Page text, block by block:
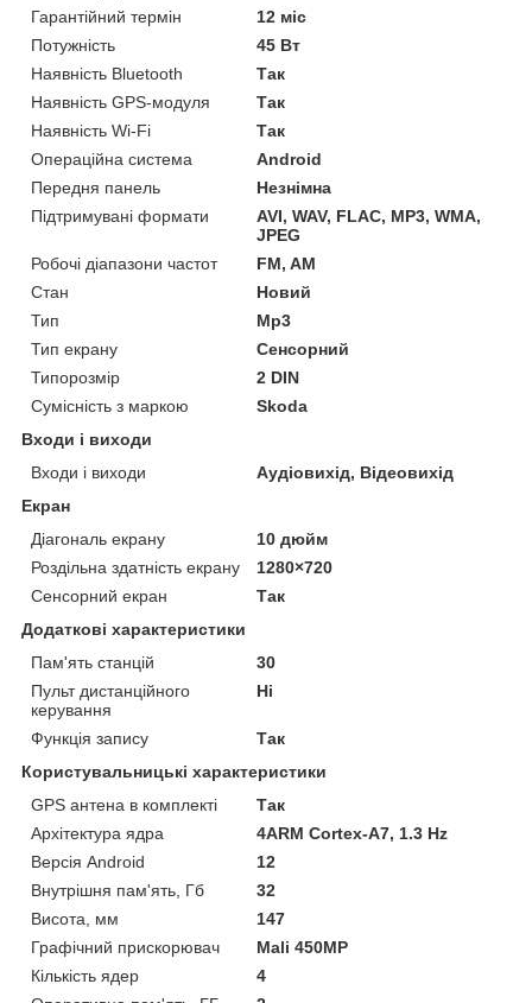
Гарантійний термін
12 міс
Потужність
45 Вт
Наявність Bluetooth
Так
Наявність GPS-модуля
Так
Наявність Wi-Fi
Так
Операційна система
Android
Передня панель
Незнімна
Підтримувані формати
AVI, WAV, FLAC, MP3, WMA,
JPEG
Робочі діапазони частот
FM, AM
Стан
Новий
Тип
Mp3
Тип екрану
Сенсорний
Типорозмір
2 DIN
Сумісність з маркою
Skoda
Входи і виходи
Входи і виходи
Аудіовихід, Відеовихід
Екран
Діагональ екрану
10 дюйм
Роздільна здатність екрану
1280×720
Сенсорний екран
Так
Додаткові характеристики
Пам'ять станцій
30
Пульт дистанційного
керування
Ні
Функція запису
Так
Користувальницькі характеристики
GPS антена в комплекті
Так
Архітектура ядра
4ARM Cortex-A7, 1.3 Hz
Версія Android
12
Внутрішня пам'ять, Гб
32
Висота, мм
147
Графічний прискорювач
Mali 450MP
Кількість ядер
4